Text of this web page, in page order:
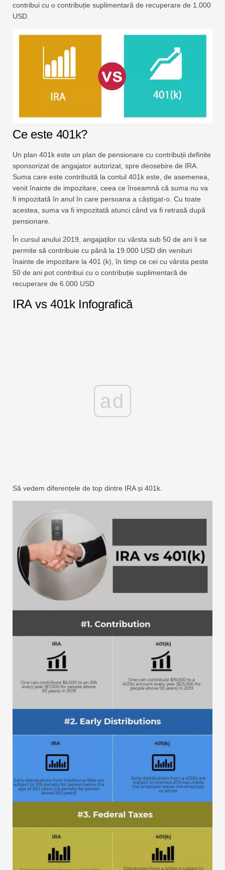
contribui cu o contribuție suplimentară de recuperare de 1.000
USD.
Ce este 401k?
Un plan 401k este un plan de pensionare cu contribuții definite
sponsorizat de angajator autorizat, spre deosebire de IRA.
Suma care este contribuită la contul 401k este, de asemenea,
venit înainte de impozitare, ceea ce înseamnă că suma nu va
fi impozitată în anul în care persoana a câștigat-o. Cu toate
acestea, suma va fi impozitată atunci când va fi retrasă după
pensionare.
În cursul anului 2019, angajaților cu vârsta sub 50 de ani li se
permite să contribuie cu până la 19.000 USD din venituri
înainte de impozitare la 401 (k), în timp ce cei cu vârsta peste
50 de ani pot contribui cu o contribuție suplimentară de
recuperare de 6.000 USD
IRA vs 401k Infografică
ad
Să vedem diferențele de top dintre IRA și 401k.